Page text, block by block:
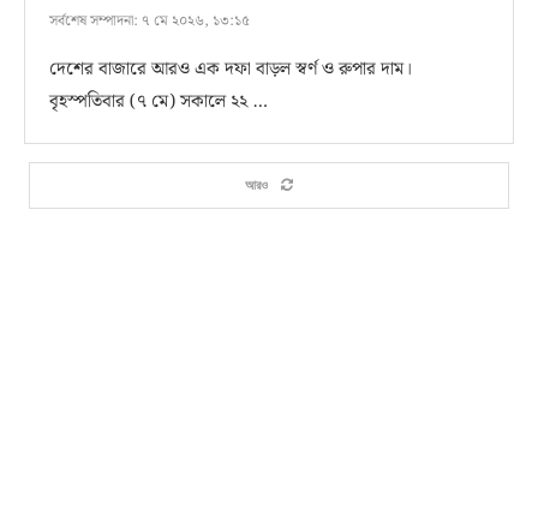
সর্বশেষ সম্পাদনা: ৭ মে ২০২৬, ১৩:১৫
দেশের বাজারে আরও এক দফা বাড়ল স্বর্ণ ও রুপার দাম।
বৃহস্পতিবার (৭ মে) সকালে ২২ …
আরও